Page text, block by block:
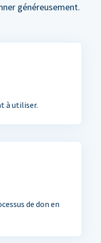
généreusement.
à utiliser.
de don en